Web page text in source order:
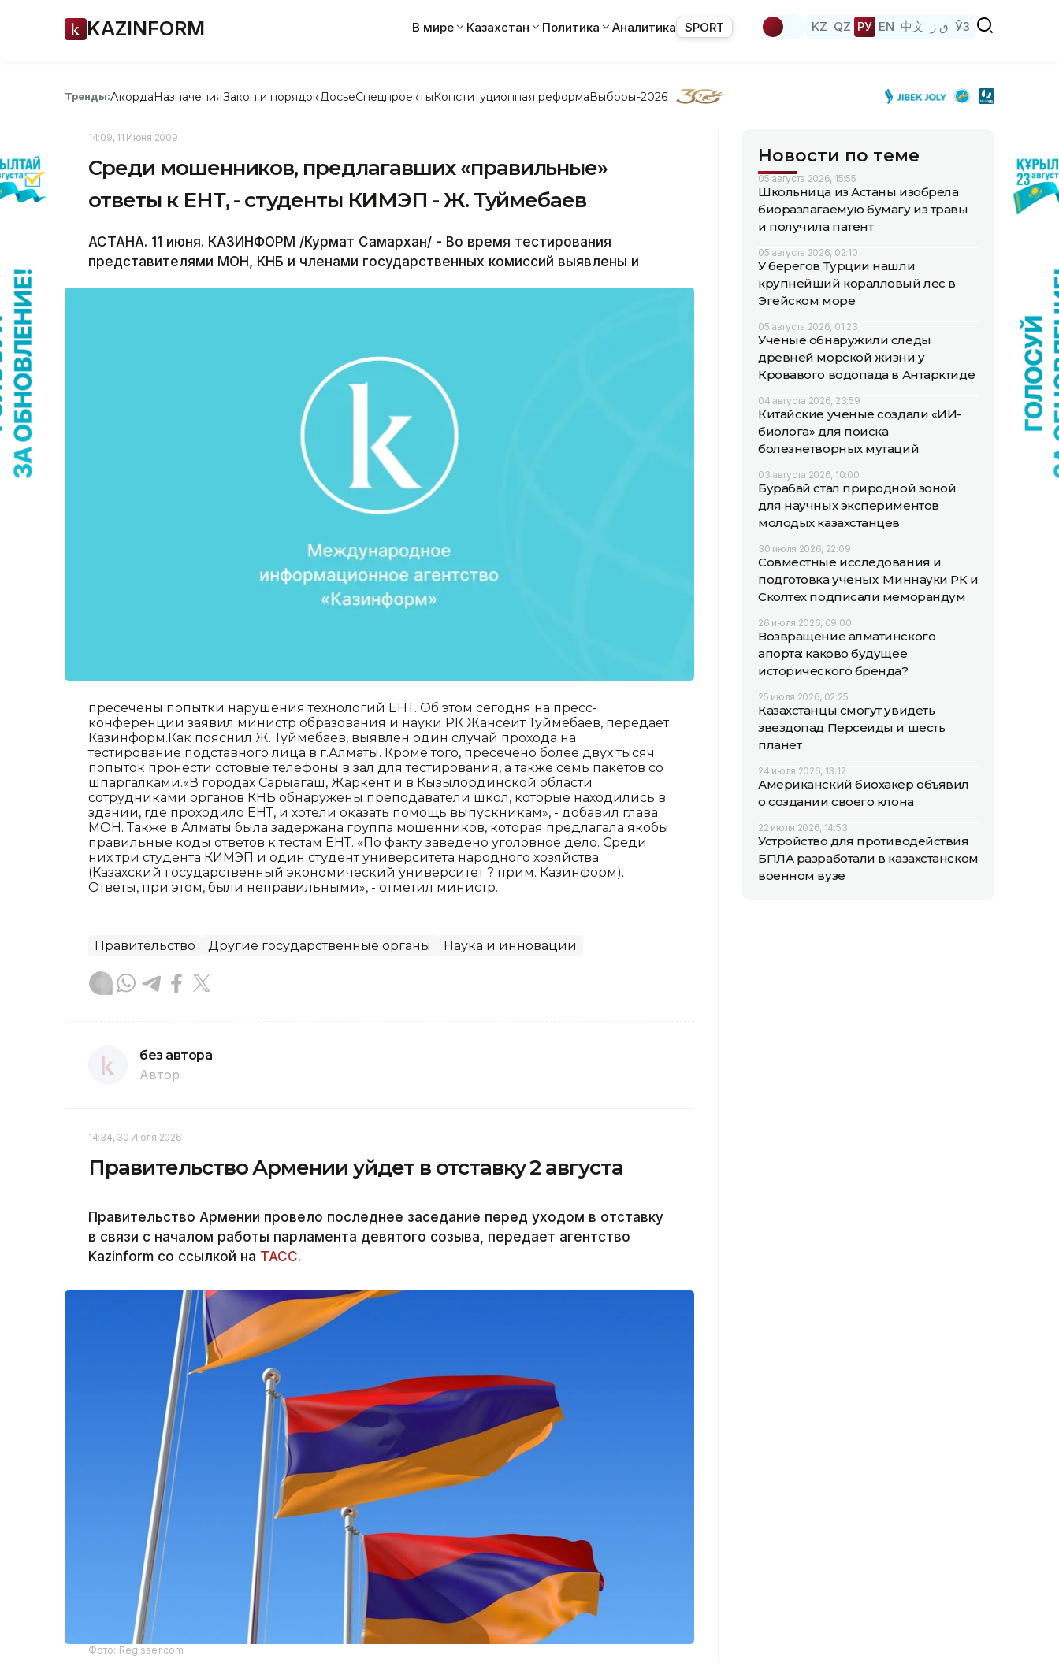
KAZINFORM В мире Казахстан Политика Аналитика SPORT KZ QZ РУ EN 中文 ق ز ЎЗ
Тренды:АкордаНазначенияЗакон и порядок ДосьеСпецпроектыКонституционная реформаВыборы-2026
14:09, 11 Июня 2009
Среди мошенников, предлагавших «правильные»
ответы к ЕНТ, - студенты КИМЭП - Ж. Туймебаев
АСТАНА. 11 июня. КАЗИНФОРМ /Курмат Самархан/ - Во время тестирования
представителями МОН, КНБ и членами государственных комиссий выявлены и
пресечены попытки нарушения технологий ЕНТ. Об этом сегодня на пресс-
конференции заявил министр образования и науки РК Жансеит Туймебаев, передает
Казинформ.Как пояснил Ж. Туймебаев, выявлен один случай прохода на
тестирование подставного лица в г.Алматы. Кроме того, пресечено более двух тысяч
попыток пронести сотовые телефоны в зал для тестирования, а также семь пакетов со
шпаргалками.«В городах Сарыагаш, Жаркент и в Кызылординской области
сотрудниками органов КНБ обнаружены преподаватели школ, которые находились в
здании, где проходило ЕНТ, и хотели оказать помощь выпускникам», - добавил глава
МОН. Также в Алматы была задержана группа мошенников, которая предлагала якобы
правильные коды ответов к тестам ЕНТ. «По факту заведено уголовное дело. Среди
них три студента КИМЭП и один студент университета народного хозяйства
(Казахский государственный экономический университет ? прим. Казинформ).
Ответы, при этом, были неправильными», - отметил министр.
Правительство Другие государственные органы Наука и инновации
без автора
Автор
14:34, 30 Июля 2026
Правительство Армении уйдет в отставку 2 августа
Правительство Армении провело последнее заседание перед уходом в отставку
в связи с началом работы парламента девятого созыва, передает агентство
Kazinform со ссылкой на ТАСС.
Фото: Regisser.com
Новости по теме
05 августа 2026, 15:55
Школьница из Астаны изобрела
биоразлагаемую бумагу из травы
и получила патент
05 августа 2026, 02:10
У берегов Турции нашли
крупнейший коралловый лес в
Эгейском море
05 августа 2026, 01:23
Ученые обнаружили следы
древней морской жизни у
Кровавого водопада в Антарктиде
04 августа 2026, 23:59
Китайские ученые создали «ИИ-
биолога» для поиска
болезнетворных мутаций
03 августа 2026, 10:00
Бурабай стал природной зоной
для научных экспериментов
молодых казахстанцев
30 июля 2026, 22:09
Совместные исследования и
подготовка ученых: Миннауки РК и
Сколтех подписали меморандум
26 июля 2026, 09:00
Возвращение алматинского
апорта: каково будущее
исторического бренда?
25 июля 2026, 02:25
Казахстанцы смогут увидеть
звездопад Персеиды и шесть
планет
24 июля 2026, 13:12
Американский биохакер объявил
о создании своего клона
22 июля 2026, 14:53
Устройство для противодействия
БПЛА разработали в казахстанском
военном вузе